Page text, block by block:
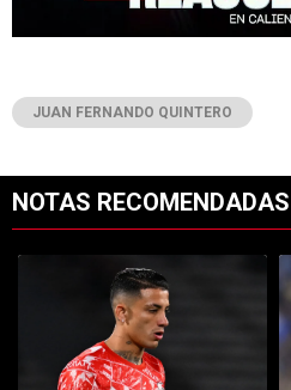
JUAN FERNANDO QUINTERO
NOTAS RECOMENDADAS
Un artículo de tendencia con el